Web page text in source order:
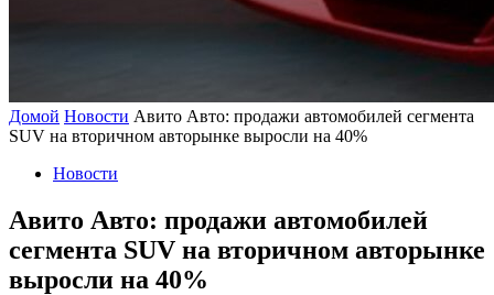
Домой Новости Авито Авто: продажи автомобилей сегмента
SUV на вторичном авторынке выросли на 40%
Новости
Авито Авто: продажи автомобилей
сегмента SUV на вторичном авторынке
выросли на 40%